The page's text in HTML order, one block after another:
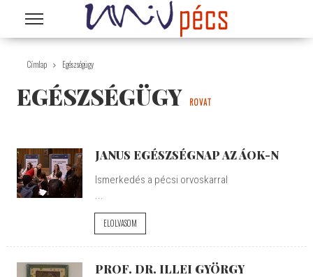
Ugrás a tartalomra
Címlap Egészségügy
EGÉSZSÉGÜGY ROVAT
JANUS EGÉSZSÉGNAP AZ ÁOK-N
Ismerkedés a pécsi orvoskarral
...
ELOLVASOM
PROF. DR. ILLEI GYÖRGY